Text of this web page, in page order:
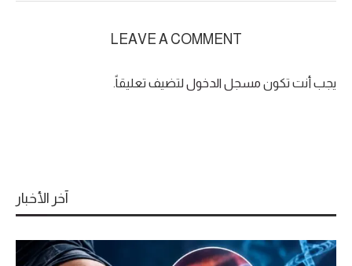
LEAVE A COMMENT
يجب أنت تكون مسجل الدخول لتضيف تعليقاً.
آخر الأخبار